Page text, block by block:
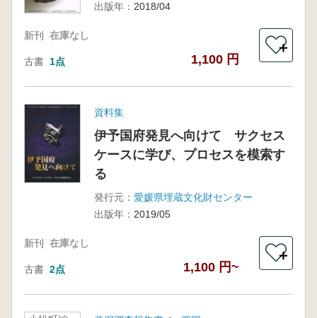
出版年： 2018/04
新刊 在庫なし
古書 1点 1,100 円
＋
資料集
伊予国府発見へ向けて サクセス
ケースに学び、プロセスを模索す
る
発行元： 愛媛県埋蔵文化財センター
出版年： 2019/05
新刊 在庫なし
古書 2点 1,100 円~
＋